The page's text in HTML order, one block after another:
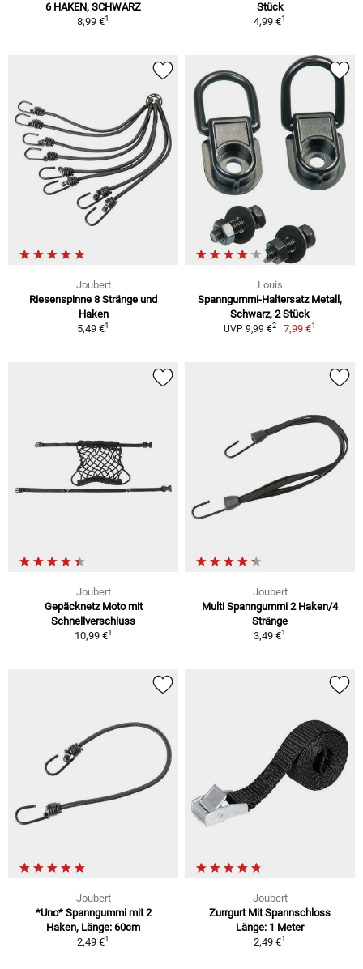
6 HAKEN, SCHWARZ
8,99 €1
Stück
4,99 €1
Joubert
Riesenspinne 8 Stränge und
Haken
5,49 €1
Louis
Spanngummi-Haltersatz Metall,
Schwarz, 2 Stück
UVP 9,99 €2 7,99 €1
Joubert
Gepäcknetz Moto mit
Schnellverschluss
10,99 €1
Joubert
Multi Spanngummi 2 Haken/4
Stränge
3,49 €1
Joubert
*Uno* Spanngummi mit 2
Haken, Länge: 60cm
2,49 €1
Joubert
Zurrgurt Mit Spannschloss
Länge: 1 Meter
2,49 €1